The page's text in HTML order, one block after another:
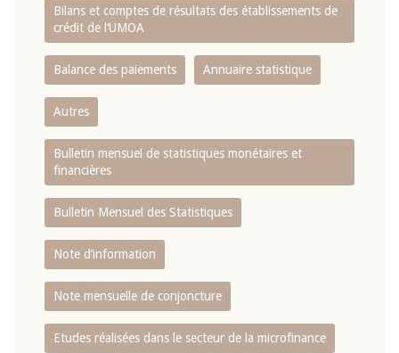
Bilans et comptes de résultats des établissements de
crédit de l‘UMOA
Balance des paiements Annuaire statistique
Autres
Bulletin mensuel de statistiques monétaires et
financières
Bulletin Mensuel des Statistiques
Note d’information
Note mensuelle de conjoncture
Etudes réalisées dans le secteur de la microfinance